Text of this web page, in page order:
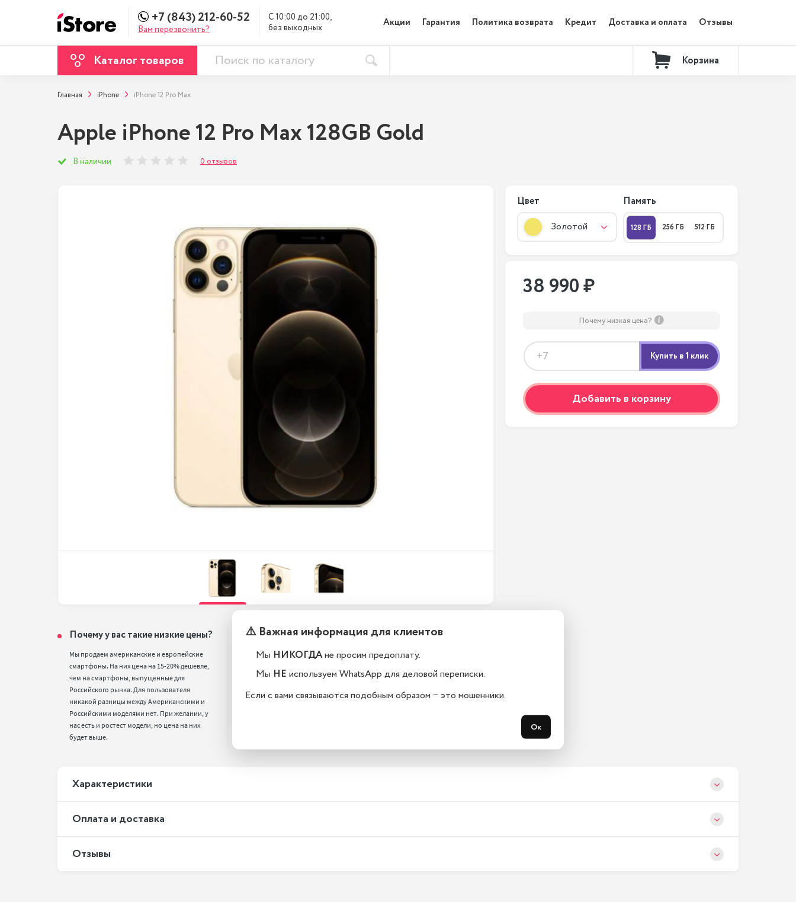
+7 (843) 212-60-52
Вам перезвонить?
С 10:00 до 21:00,
без выходных
Акции Гарантия Политика возврата Кредит Доставка и оплата Отзывы
Контакты
Каталог товаров Корзина
Главная iPhone iPhone 12 Pro Max
Apple iPhone 12 Pro Max 128GB Gold
В наличии 0 отзывов
Цвет
Золотой
Память
128 ГБ 256 ГБ 512 ГБ
38 990 ₽
Почему низкая цена?
Добавить в корзину
Почему у вас такие низкие цены?
Мы продаем американские и европейские
смартфоны. На них цена на 15-20% дешевле,
чем на смартфоны, выпущенные для
Российского рынка. Для пользователя
никакой разницы между Американскими и
Российскими моделями нет. При желании, у
нас есть и ростест модели, но цена на них
будет выше.
Телефоны новые или
восстановленные?
Все телефоны в kazan.istoreapple.ru
полностью оригинальные, с полной
стандартной комплектацией.
Какой срок гарантии?
На всю технику, представленную у нас на
дней. Обмен и возврат возможен в течени
Xарактеристики
Оплата и доставка
Отзывы
⚠️ Важная информация для клиентов
Мы НИКОГДАне просим предоплату.
Мы НЕ используем WhatsApp для деловой переписки.
Если с вами связываются подобным образом − это мошенники.
Ок